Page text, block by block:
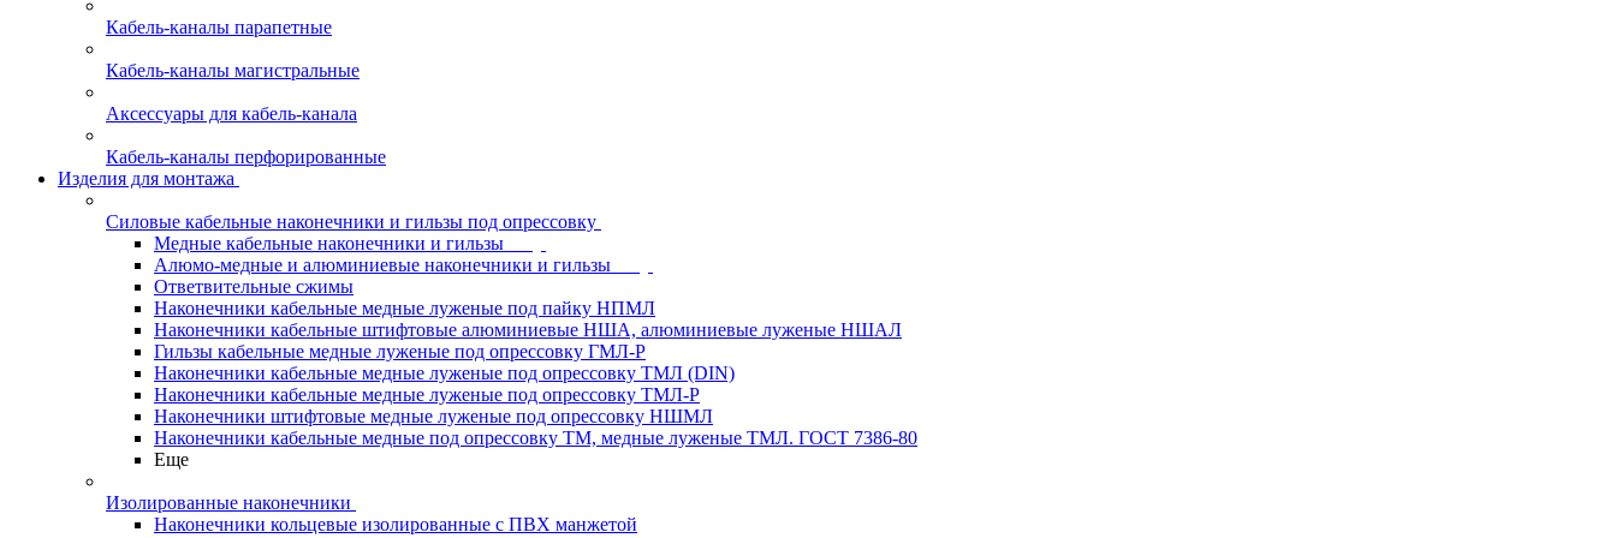
Кабель-каналы парапетные
Кабель-каналы магистральные
Аксессуары для кабель-канала
Кабель-каналы перфорированные
Изделия для монтажа
Силовые кабельные наконечники и гильзы под опрессовку
Медные кабельные наконечники и гильзы
Алюмо-медные и алюминиевые наконечники и гильзы
Ответвительные сжимы
Наконечники кабельные медные луженые под пайку НПМЛ
Наконечники кабельные штифтовые алюминиевые НША, алюминиевые луженые НШАЛ
Гильзы кабельные медные луженые под опрессовку ГМЛ-Р
Наконечники кабельные медные луженые под опрессовку ТМЛ (DIN)
Наконечники кабельные медные луженые под опрессовку ТМЛ-Р
Наконечники штифтовые медные луженые под опрессовку НШМЛ
Наконечники кабельные медные под опрессовку ТМ, медные луженые ТМЛ. ГОСТ 7386-80
Еще
Изолированные наконечники
Наконечники кольцевые изолированные с ПВХ манжетой